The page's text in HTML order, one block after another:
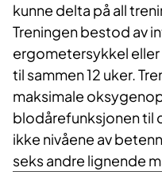
kunne delta på all
Treningen bestod av
ergometersykkel
til sammen 12 uker.
maksimale
blodårefunksjonen til
ikke nivåene av
seks andre lignende